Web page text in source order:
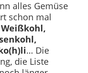
alles Gemüse
schon mal
Weißkohl,
… Die
die Liste